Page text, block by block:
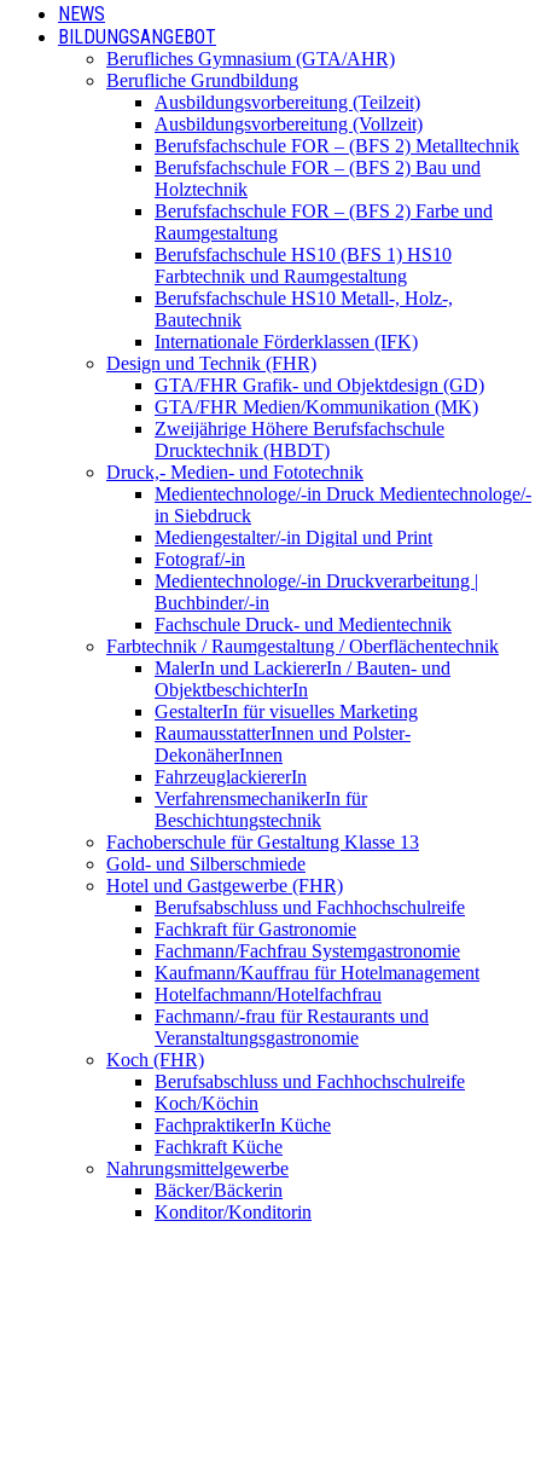
NEWS
BILDUNGSANGEBOT
Berufliches Gymnasium (GTA/AHR)
Berufliche Grundbildung
Ausbildungsvorbereitung (Teilzeit)
Ausbildungsvorbereitung (Vollzeit)
Berufsfachschule FOR – (BFS 2) Metalltechnik
Berufsfachschule FOR – (BFS 2) Bau und
Holztechnik
Berufsfachschule FOR – (BFS 2) Farbe und
Raumgestaltung
Berufsfachschule HS10 (BFS 1) HS10
Farbtechnik und Raumgestaltung
Berufsfachschule HS10 Metall-, Holz-,
Bautechnik
Internationale Förderklassen (IFK)
Design und Technik (FHR)
GTA/FHR Grafik- und Objektdesign (GD)
GTA/FHR Medien/Kommunikation (MK)
Zweijährige Höhere Berufsfachschule
Drucktechnik (HBDT)
Druck,- Medien- und Fototechnik
Medientechnologe/-in Druck Medientechnologe/-
in Siebdruck
Mediengestalter/-in Digital und Print
Fotograf/-in
Medientechnologe/-in Druckverarbeitung |
Buchbinder/-in
Fachschule Druck- und Medientechnik
Farbtechnik / Raumgestaltung / Oberflächentechnik
MalerIn und LackiererIn / Bauten- und
ObjektbeschichterIn
GestalterIn für visuelles Marketing
RaumausstatterInnen und Polster-
DekonäherInnen
FahrzeuglackiererIn
VerfahrensmechanikerIn für
Beschichtungstechnik
Fachoberschule für Gestaltung Klasse 13
Gold- und Silberschmiede
Hotel und Gastgewerbe (FHR)
Berufsabschluss und Fachhochschulreife
Fachkraft für Gastronomie
Fachmann/Fachfrau Systemgastronomie
Kaufmann/Kauffrau für Hotelmanagement
Hotelfachmann/Hotelfachfrau
Fachmann/-frau für Restaurants und
Veranstaltungsgastronomie
Koch (FHR)
Berufsabschluss und Fachhochschulreife
Koch/Köchin
FachpraktikerIn Küche
Fachkraft Küche
Nahrungsmittelgewerbe
Bäcker/Bäckerin
Konditor/Konditorin